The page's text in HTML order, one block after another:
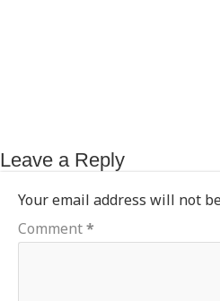
Leave a Reply
Your email address will not
Comment*